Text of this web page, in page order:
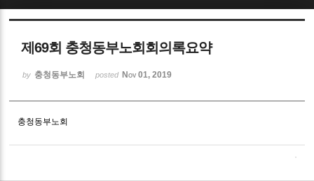
제69회 충청동부노회회의록요약
by 충청동부노회 posted Nov 01, 2019
충청동부노회
Sketchbook5, 스케치북5
Sketchbook5, 스케치북5